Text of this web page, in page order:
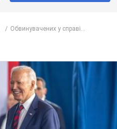
Обвинувачених у справі...